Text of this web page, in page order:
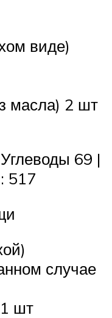
виде)
масла) 2 шт
69 |
517
случае
1 шт